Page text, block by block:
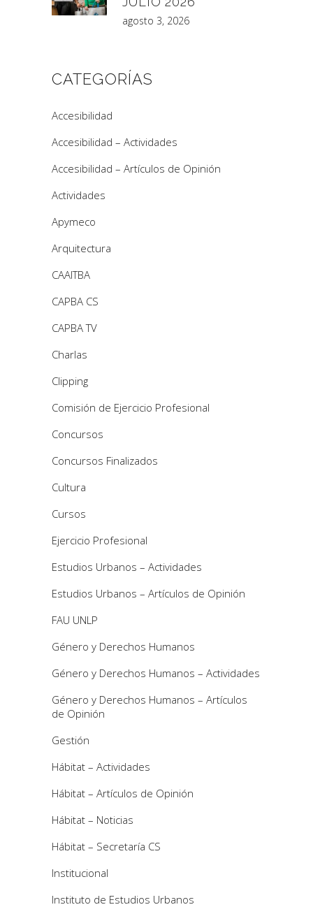
agosto 3, 2026
CATEGORÍAS
Accesibilidad
Accesibilidad – Actividades
Accesibilidad – Artículos de Opinión
Actividades
Apymeco
Arquitectura
CAAITBA
CAPBA CS
CAPBA TV
Charlas
Clipping
Comisión de Ejercicio Profesional
Concursos
Concursos Finalizados
Cultura
Cursos
Ejercicio Profesional
Estudios Urbanos – Actividades
Estudios Urbanos – Artículos de Opinión
FAU UNLP
Género y Derechos Humanos
Género y Derechos Humanos – Actividades
Género y Derechos Humanos – Artículos
de Opinión
Gestión
Hábitat – Actividades
Hábitat – Artículos de Opinión
Hábitat – Noticias
Hábitat – Secretaría CS
Institucional
Instituto de Estudios Urbanos